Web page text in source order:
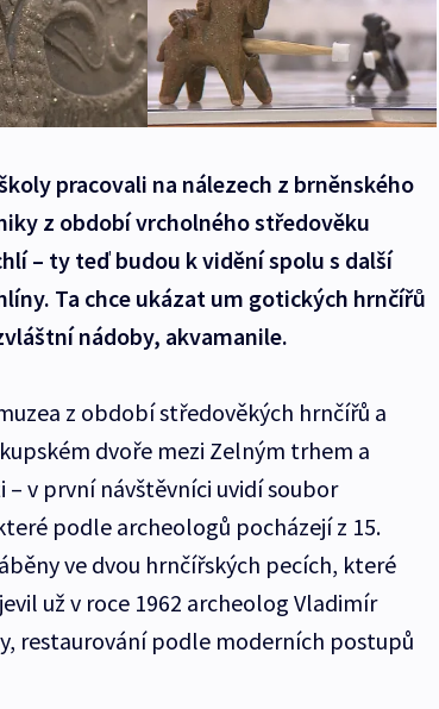
pracovali na nálezech z brněnského
z období vrcholného středověku
– ty teď budou k vidění spolu s další
Ta chce ukázat um gotických hrnčířů
nádoby, akvamanile.
z období středověkých hrnčířů a
dvoře mezi Zelným trhem a
– v první návštěvníci uvidí soubor
podle archeologů pocházejí z 15.
ve dvou hrnčířských pecích, které
už v roce 1962 archeolog Vladimír
restaurování podle moderních postupů